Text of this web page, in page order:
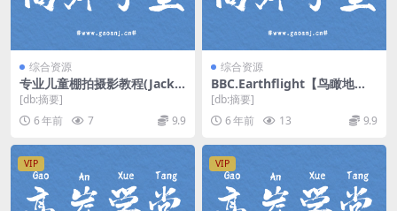
综合资源
专业儿童棚拍摄影教程(Jack R
eznicki中文字幕)百度网盘
[db:摘要]
6 年前
7 9.9
综合资源
BBC.Earthflight【鸟瞰地
球】.蓝光高清 百度网盘下载
[db:摘要]
6 年前
13 9.9
VIP VIP